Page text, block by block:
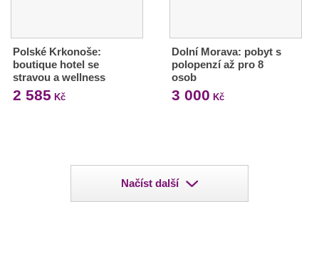
Polské Krkonoše:
boutique hotel se
stravou a wellness
2 585 Kč
Dolní Morava: pobyt s
polopenzí až pro 8
osob
3 000 Kč
Načíst další